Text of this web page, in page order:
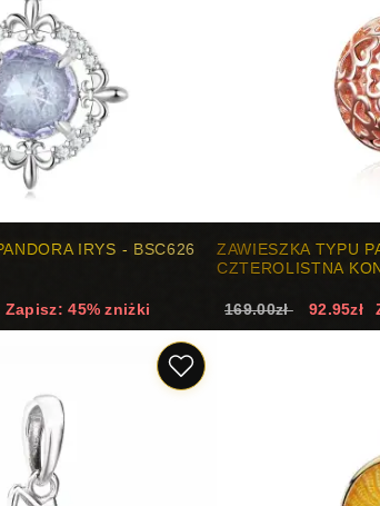
IRYS - BSC626
Zapisz: 45% zniżki
ZAWIESZKA TYPU
CZTEROLISTNA
169.00zł 92.95zł